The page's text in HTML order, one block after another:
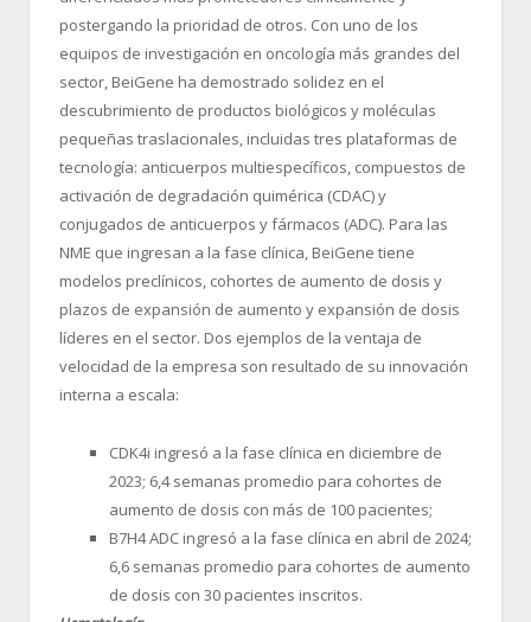
postergando la prioridad de otros. Con uno de los
equipos de investigación en oncología más grandes del
sector, BeiGene ha demostrado solidez en el
descubrimiento de productos biológicos y moléculas
pequeñas traslacionales, incluidas tres plataformas de
tecnología: anticuerpos multiespecíficos, compuestos de
activación de degradación quimérica (CDAC) y
conjugados de anticuerpos y fármacos (ADC). Para las
NME que ingresan a la fase clínica, BeiGene tiene
modelos preclínicos, cohortes de aumento de dosis y
plazos de expansión de aumento y expansión de dosis
líderes en el sector. Dos ejemplos de la ventaja de
velocidad de la empresa son resultado de su innovación
interna a escala:
CDK4i ingresó a la fase clínica en diciembre de
2023; 6,4 semanas promedio para cohortes de
aumento de dosis con más de 100 pacientes;
B7H4 ADC ingresó a la fase clínica en abril de 2024;
6,6 semanas promedio para cohortes de aumento
de dosis con 30 pacientes inscritos.